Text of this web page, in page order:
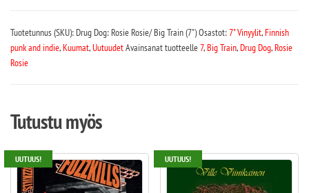
Tuotetunnus (SKU): Drug Dog: Rosie Rosie/ Big Train (7")Osastot:7" Vinyylit,Finnish
punk and indie,Kuumat,UutuudetAvainsanat tuotteelle7,Big Train,Drug Dog,Rosie
Rosie
Tutustu myös
UUTUUS! UUTUUS!